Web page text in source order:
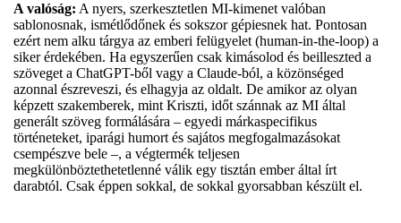
A valóság: A nyers, szerkesztetlen MI-kimenet valóban
sablonosnak, ismétlődőnek és sokszor gépiesnek hat. Pontosan
ezért nem alku tárgya az emberi felügyelet (human-in-the-loop) a
siker érdekében. Ha egyszerűen csak kimásolod és beilleszted a
szöveget a ChatGPT-ből vagy a Claude-ból, a közönséged
azonnal észreveszi, és elhagyja az oldalt. De amikor az olyan
képzett szakemberek, mint Kriszti, időt szánnak az MI által
generált szöveg formálására – egyedi márkaspecifikus
történeteket, iparági humort és sajátos megfogalmazásokat
csempészve bele –, a végtermék teljesen
megkülönböztethetetlenné válik egy tisztán ember által írt
darabtól. Csak éppen sokkal, de sokkal gyorsabban készült el.